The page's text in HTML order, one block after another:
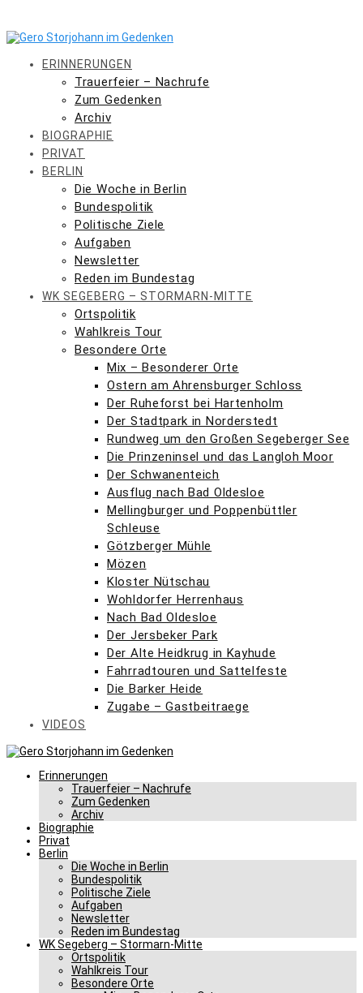
content
ERINNERUNGEN
Trauerfeier – Nachrufe
Zum Gedenken
Archiv
BIOGRAPHIE
PRIVAT
BERLIN
Die Woche in Berlin
Bundespolitik
Politische Ziele
Aufgaben
Newsletter
Reden im Bundestag
WK SEGEBERG – STORMARN-MITTE
Ortspolitik
Wahlkreis Tour
Besondere Orte
Mix – Besonderer Orte
Ostern am Ahrensburger Schloss
Der Ruheforst bei Hartenholm
Der Stadtpark in Norderstedt
Rundweg um den Großen Segeberger See
Die Prinzeninsel und das Langloh Moor
Der Schwanenteich
Ausflug nach Bad Oldesloe
Mellingburger und Poppenbüttler
Schleuse
Götzberger Mühle
Mözen
Kloster Nütschau
Wohldorfer Herrenhaus
Nach Bad Oldesloe
Der Jersbeker Park
Der Alte Heidkrug in Kayhude
Fahrradtouren und Sattelfeste
Die Barker Heide
Zugabe – Gastbeitraege
VIDEOS
Erinnerungen
Trauerfeier – Nachrufe
Zum Gedenken
Archiv
Biographie
Privat
Berlin
Die Woche in Berlin
Bundespolitik
Politische Ziele
Aufgaben
Newsletter
Reden im Bundestag
WK Segeberg – Stormarn-Mitte
Ortspolitik
Wahlkreis Tour
Besondere Orte